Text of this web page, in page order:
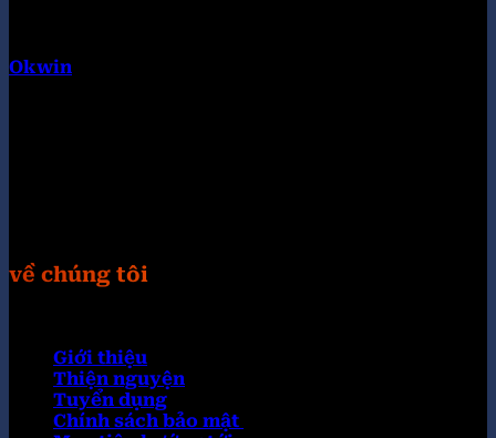
Okwin
về chúng tôi
Giới thiệu
Thiện nguyện
Tuyển dụng
Chính sách bảo mật